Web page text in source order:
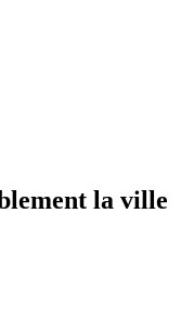
la ville